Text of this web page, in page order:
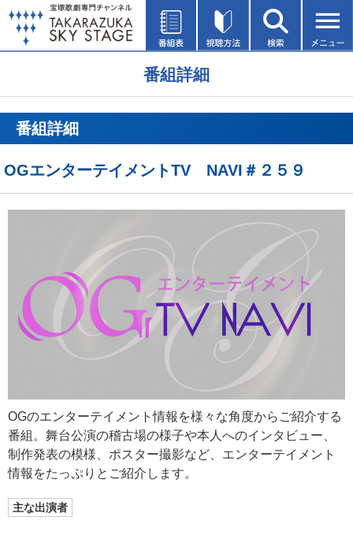
番組詳細
番組詳細
OGエンターテイメントTV NAVI＃２５９
OGのエンターテイメント情報を様々な角度からご紹介する
番組。舞台公演の稽古場の様子や本人へのインタビュー、
制作発表の模様、ポスター撮影など、エンターテイメント
情報をたっぷりとご紹介します。
主な出演者